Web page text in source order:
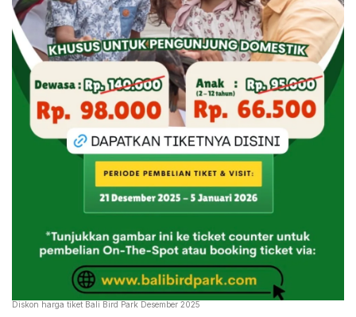
Diskon harga tiket Bali Bird Park Desember 2025